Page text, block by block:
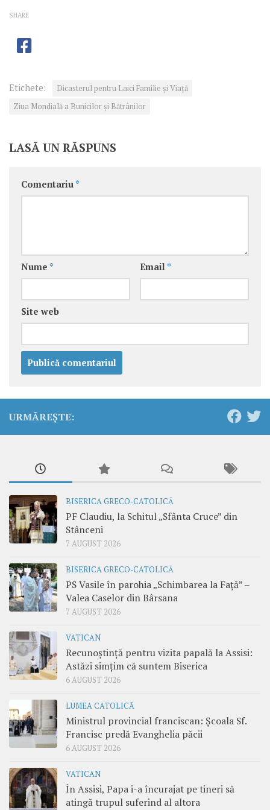
SHARE
Etichete:
Dicasterul pentru Laici Familie și Viață
Ziua Mondială a Bunicilor și Bătrânilor
LASĂ UN RĂSPUNS
Comentariu *
Nume * Email *
Site web
URMĂREȘTE:
BISERICA GRECO-CATOLICĂ
PF Claudiu, la Schitul „Sfânta Cruce” din
Stânceni
7 AUGUST 2026
BISERICA GRECO-CATOLICĂ
PS Vasile în parohia „Schimbarea la Față” –
Valea Caselor din Bârsana
7 AUGUST 2026
VATICAN
Recunoștință pentru vizita papală la Assisi:
Astăzi simțim că suntem Biserica
6 AUGUST 2026
LUMEA CATOLICĂ
Ministrul provincial franciscan: Școala Sf.
Francisc predă Evanghelia păcii
6 AUGUST 2026
VATICAN
În Assisi, Papa i-a încurajat pe tineri să
atingă trupul suferind al altora